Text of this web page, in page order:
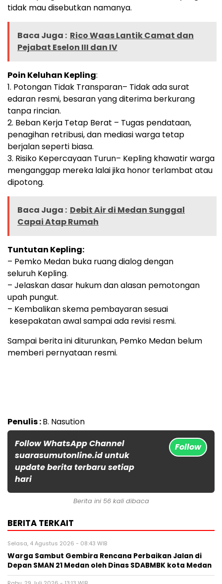
tidak mau disebutkan namanya.
Baca Juga : Rico Waas Lantik Camat dan
Pejabat Eselon III dan IV
Poin Keluhan Kepling:
1. Potongan Tidak Transparan– Tidak ada surat
edaran resmi, besaran yang diterima berkurang
tanpa rincian.
2. Beban Kerja Tetap Berat – Tugas pendataan,
penagihan retribusi, dan mediasi warga tetap
berjalan seperti biasa.
3. Risiko Kepercayaan Turun– Kepling khawatir warga
menganggap mereka lalai jika honor terlambat atau
dipotong.
Baca Juga : Debit Air di Medan Sunggal
Capai Atap Rumah
Tuntutan Kepling:
– Pemko Medan buka ruang dialog dengan
seluruh Kepling.
– Jelaskan dasar hukum dan alasan pemotongan
upah pungut.
– Kembalikan skema pembayaran sesuai
kesepakatan awal sampai ada revisi resmi.
Sampai berita ini diturunkan, Pemko Medan belum
memberi pernyataan resmi.
Penulis :B. Nasution
Follow WhatsApp Channel
suarasumutonline.id untuk
update berita terbaru setiap
hari
Follow
Berita ini 56 kali dibaca
BERITA TERKAIT
Selasa, 4 Agustus 2026 - 08:43 WIB
Warga Sambut Gembira Rencana Perbaikan Jalan di
Depan SMAN 21 Medan oleh Dinas SDABMBK kota Medan